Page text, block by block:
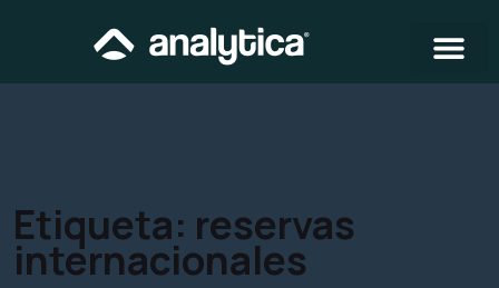
Etiqueta: reservas
internacionales